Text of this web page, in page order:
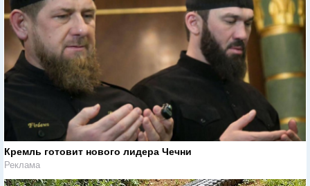
Кремль готовит нового лидера Чечни
Реклама